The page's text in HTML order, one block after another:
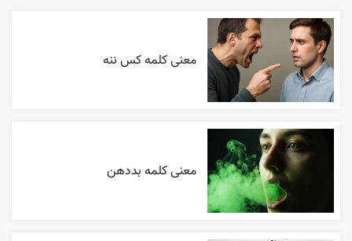
معنی کلمه کس ننه
معنی کلمه بددهن